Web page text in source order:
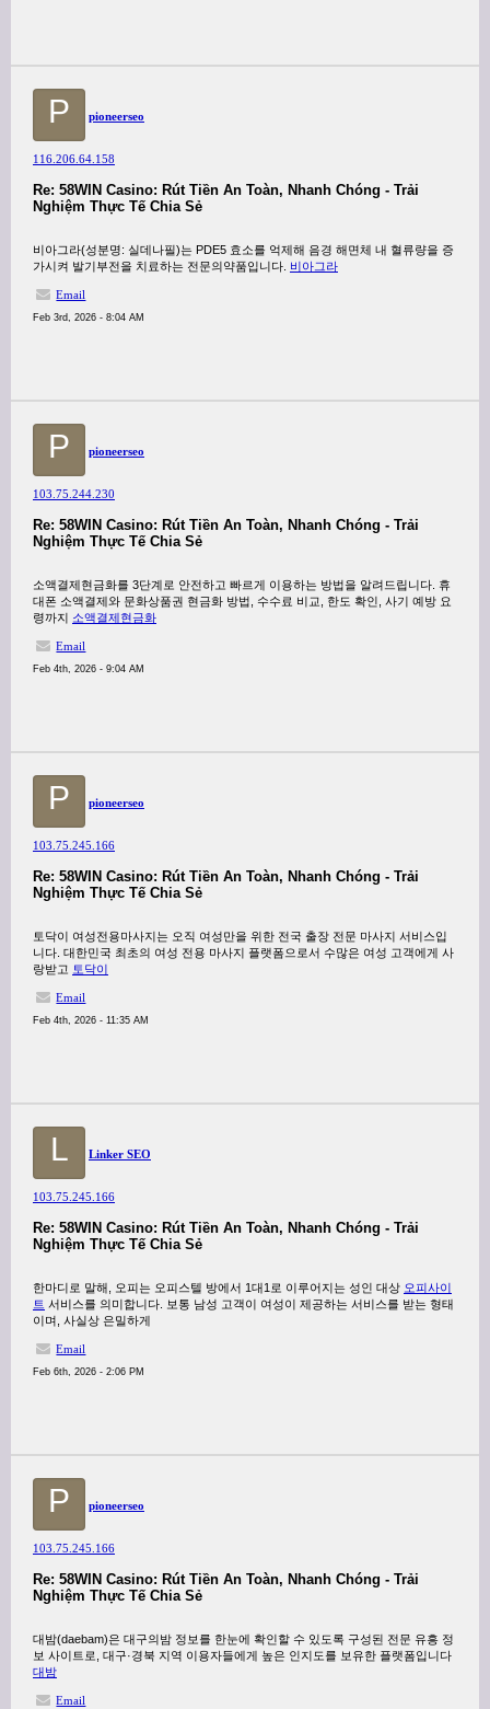
P pioneerseo
116.206.64.158
Re: 58WIN Casino: Rút Tiền An Toàn, Nhanh Chóng - Trải
Nghiệm Thực Tế Chia Sẻ
비아그라(성분명: 실데나필)는 PDE5 효소를 억제해 음경 해면체 내 혈류량을 증
가시켜 발기부전을 치료하는 전문의약품입니다. 비아그라
Email
Feb 3rd, 2026 - 8:04 AM
P pioneerseo
103.75.244.230
Re: 58WIN Casino: Rút Tiền An Toàn, Nhanh Chóng - Trải
Nghiệm Thực Tế Chia Sẻ
소액결제현금화를 3단계로 안전하고 빠르게 이용하는 방법을 알려드립니다. 휴
대폰 소액결제와 문화상품권 현금화 방법, 수수료 비교, 한도 확인, 사기 예방 요
령까지 소액결제현금화
Email
Feb 4th, 2026 - 9:04 AM
P pioneerseo
103.75.245.166
Re: 58WIN Casino: Rút Tiền An Toàn, Nhanh Chóng - Trải
Nghiệm Thực Tế Chia Sẻ
토닥이 여성전용마사지는 오직 여성만을 위한 전국 출장 전문 마사지 서비스입
니다. 대한민국 최초의 여성 전용 마사지 플랫폼으로서 수많은 여성 고객에게 사
랑받고 토닥이
Email
Feb 4th, 2026 - 11:35 AM
L Linker SEO
103.75.245.166
Re: 58WIN Casino: Rút Tiền An Toàn, Nhanh Chóng - Trải
Nghiệm Thực Tế Chia Sẻ
한마디로 말해, 오피는 오피스텔 방에서 1대1로 이루어지는 성인 대상 오피사이
트 서비스를 의미합니다. 보통 남성 고객이 여성이 제공하는 서비스를 받는 형태
이며, 사실상 은밀하게
Email
Feb 6th, 2026 - 2:06 PM
P pioneerseo
103.75.245.166
Re: 58WIN Casino: Rút Tiền An Toàn, Nhanh Chóng - Trải
Nghiệm Thực Tế Chia Sẻ
대밤(daebam)은 대구의밤 정보를 한눈에 확인할 수 있도록 구성된 전문 유흥 정
보 사이트로, 대구·경북 지역 이용자들에게 높은 인지도를 보유한 플랫폼입니다
대밤
Email